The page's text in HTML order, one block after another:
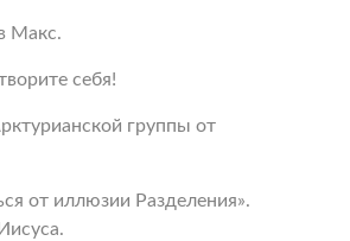
Макс.
себя!
группы от
от иллюзии Разделения».